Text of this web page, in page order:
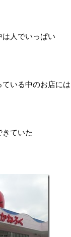
人でいっぱい
いる中のお店には
きていた